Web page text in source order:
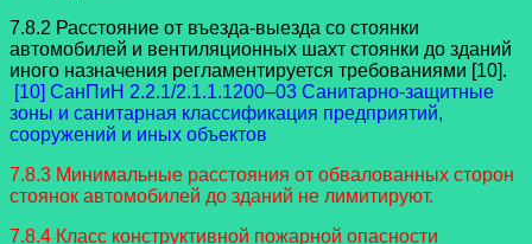
7.8.2 Расстояние от въезда-выезда со стоянки
автомобилей и вентиляционных шахт стоянки до зданий
иного назначения регламентируется требованиями [10].
[10] СанПиН 2.2.1/2.1.1.1200–03 Санитарно-защитные
зоны и санитарная классификация предприятий,
сооружений и иных объектов
7.8.3 Минимальные расстояния от обвалованных сторон
стоянок автомобилей до зданий не лимитируют.
7.8.4 Класс конструктивной пожарной опасности